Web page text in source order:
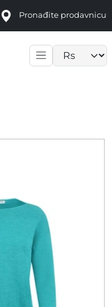
Pronađite prodavnicu